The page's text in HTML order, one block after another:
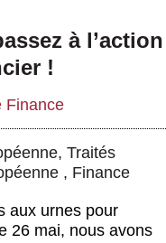
à l’action
!
Finance
, Traités
, Finance
aux urnes pour
26 mai, nous avons